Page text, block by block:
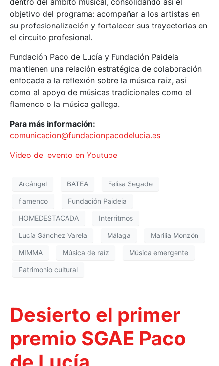
objetivo del programa: acompañar a los artistas en
su profesionalización y fortalecer sus trayectorias en
el circuito profesional.
Fundación Paco de Lucía y Fundación Paideia
mantienen una relación estratégica de colaboración
enfocada a la reflexión sobre la música raíz, así
como al apoyo de músicas tradicionales como el
flamenco o la música gallega.
Para más información:
comunicacion@fundacionpacodelucia.es
Video del evento en Youtube
Arcángel BATEA Felisa Segade
flamenco Fundación Paideia
HOMEDESTACADA Interritmos
Lucía Sánchez Varela Málaga Marilia Monzón
MIMMA Música de raíz Música emergente
Patrimonio cultural
Desierto el primer
premio SGAE Paco